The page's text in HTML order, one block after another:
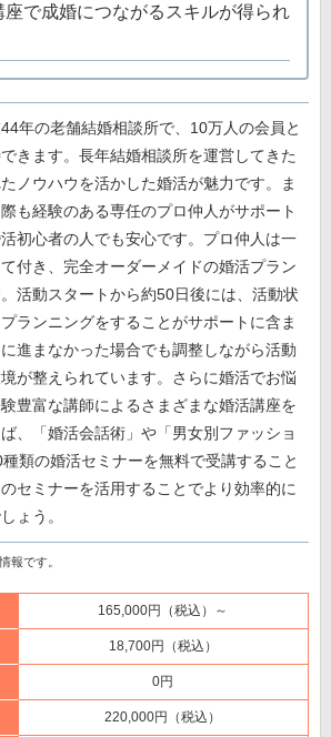
座で成婚につながるスキルが得られ
年の老舗結婚相談所で、10万人の会員と
きます。長年結婚相談所を運営してきた
ノウハウを活かした婚活が魅力です。ま
も経験のある専任のプロ仲人がサポート
初心者の人でも安心です。プロ仲人は一
付き、完全オーダーメイドの婚活プラン
活動スタートから約50日後には、活動状
ランニングをすることがサポートに含ま
進まなかった場合でも調整しながら活動
が整えられています。さらに婚活でお悩
豊富な講師によるさまざまな婚活講座を
、「婚活会話術」や「男女別ファッショ
類の婚活セミナーを無料で受講すること
セミナーを活用することでより効率的に
ょう。
報です。
165,000円（税込）～
18,700円（税込）
0円
220,000円（税込）